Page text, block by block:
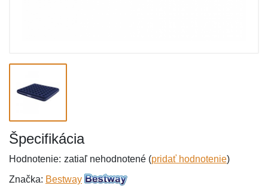
Špecifikácia
Hodnotenie: zatiaľ nehodnotené (pridať hodnotenie)
Značka: Bestway